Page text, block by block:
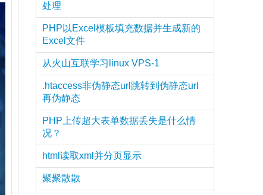
处理
PHP以Excel模板填充数据并生成新的
Excel文件
从火山互联学习linux VPS-1
.htaccess非伪静态url跳转到伪静态url
再伪静态
PHP上传超大表单数据丢失是什么情
况？
html读取xml并分页显示
聚聚散散